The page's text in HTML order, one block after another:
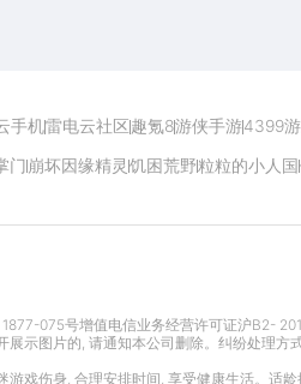
手机雷电云社区趣氪8游侠手游4399
门崩坏因缘精灵 饥困荒野粒粒的小人国
075号增值电信业务经营许可证沪B2-
示图片的, 请通知本公司删除。纠纷处理方
戏伤身, 合理安排时间, 享受健康生活。适